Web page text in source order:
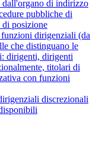
dall'organo di indirizzo
pubbliche di
di posizione
dirigenziali (da
che distinguano le
dirigenti, dirigenti
titolari di
con funzioni
discrezionali